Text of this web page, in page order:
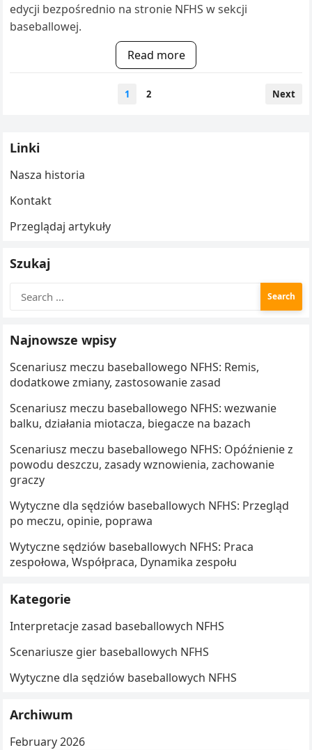
edycji bezpośrednio na stronie NFHS w sekcji
baseballowej.
Read more
1 2 Next
Linki
Nasza historia
Kontakt
Przeglądaj artykuły
Szukaj
for:
Najnowsze wpisy
Scenariusz meczu baseballowego NFHS: Remis,
dodatkowe zmiany, zastosowanie zasad
Scenariusz meczu baseballowego NFHS: wezwanie
balku, działania miotacza, biegacze na bazach
Scenariusz meczu baseballowego NFHS: Opóźnienie z
powodu deszczu, zasady wznowienia, zachowanie
graczy
Wytyczne dla sędziów baseballowych NFHS: Przegląd
po meczu, opinie, poprawa
Wytyczne sędziów baseballowych NFHS: Praca
zespołowa, Współpraca, Dynamika zespołu
Kategorie
Interpretacje zasad baseballowych NFHS
Scenariusze gier baseballowych NFHS
Wytyczne dla sędziów baseballowych NFHS
Archiwum
February 2026